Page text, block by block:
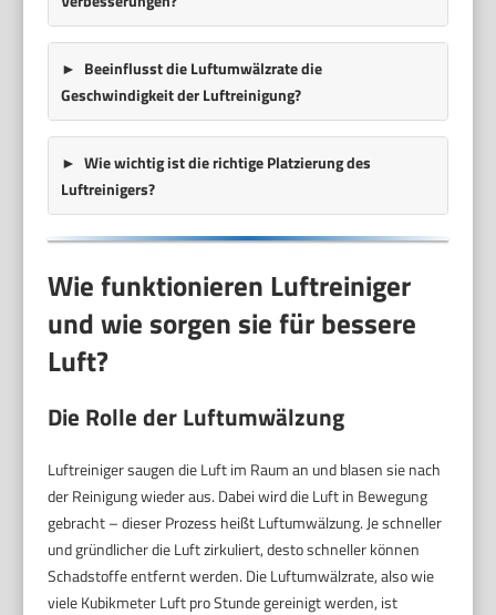
Beeinflusst die Luftumwälzrate die
Geschwindigkeit der Luftreinigung?
Wie wichtig ist die richtige Platzierung des
Luftreinigers?
Wie funktionieren Luftreiniger
und wie sorgen sie für bessere
Luft?
Die Rolle der Luftumwälzung
Luftreiniger saugen die Luft im Raum an und blasen sie nach
der Reinigung wieder aus. Dabei wird die Luft in Bewegung
gebracht – dieser Prozess heißt Luftumwälzung. Je schneller
und gründlicher die Luft zirkuliert, desto schneller können
Schadstoffe entfernt werden. Die Luftumwälzrate, also wie
viele Kubikmeter Luft pro Stunde gereinigt werden, ist